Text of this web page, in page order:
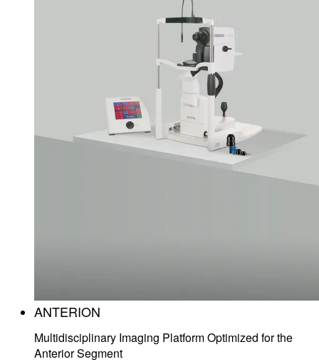
ANTERION
Multidisciplinary Imaging Platform Optimized for the
Anterior Segment